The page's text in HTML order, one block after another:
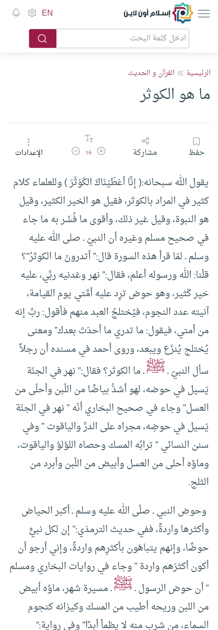
إسلام أون لاين EN
الرئيسية القرآن و الحديث
ما هو الكوثر
حفظ مشاركة زيادة حجم الخط
16 تقليل حجم الخطالإعدادات
يقول الله سبحانه:( إنَّا أعْطَيْنَاكَ الكَوْثَرَ ) وللعلماء كلام
كثير في المراد بالكوثر، فقيل هو الخير الكثير، وقيل
هو النبوة، وقيل غير ذلك، وأقوى ما فُسِّر به ما جاء
في صحيح مسلم وغيره أن النبيّ ـ صلى الله عليه
وسلم ـ لمّا قرأ هذه السورة قال:” أتدرونَ ما الكوثرُ”؟
قلْنا: الله ورسوله أعلم، فقال:” نهر وعَدنيه ربِّي، عليه
خير كَثير، وهو حوض ترِد عليه أمَّتي يوم القيامة،
آنيته عدد النجوم، فيُختلجُ العبد منهم فأقول: ربِّ إنه
من أمتي، فيقول: ما تدري ما أحدَث بعدك” ومعنى
يُختلج يُنزَع ويبعد، وروى أحمد في مسنده أن رجلاً
سأل النبيّ ـﷺـ ما الكوثر؟ فقال:” نهر في الجنّة
يَسيل في حوضه، لهو أشدُّ بياضًا من اللّبن وأحلَى من
العسل” وجاء في صحيح البخاري أنّه ” نهر في الجنّة
يَسيل في حوضِه، مجراه على الدرِّ والياقوت ” وفي
سنن النسائي ” ترابُه المسك وحصاه اللؤلؤ والياقوت،
وماؤه أحلى من العسل وأبيض من اللّبن وأبرد من
الثلج.
وحوض النبي ـ صلّى الله عليه وسلم ـ أكبر الحياض
وأكثرها واردةً، ففي حديث الترمذي:” إن لكل نبيٍّ
حوضًا، وإنهم يتباهَون بأكثرِهم واردةً، وإني أرجو أن
أكون أكثرَهم واردة ” وجاء في روايات البخاري ومسلم
” أن حوض الرسول ـﷺـ مسيرة شهر، ماؤه أبيض
من اللبن وريحه أطيب من المسك وكيزانه كنجوم
السماء، من شرب منه لا يظمأ أبدًا” وفي رواية:”